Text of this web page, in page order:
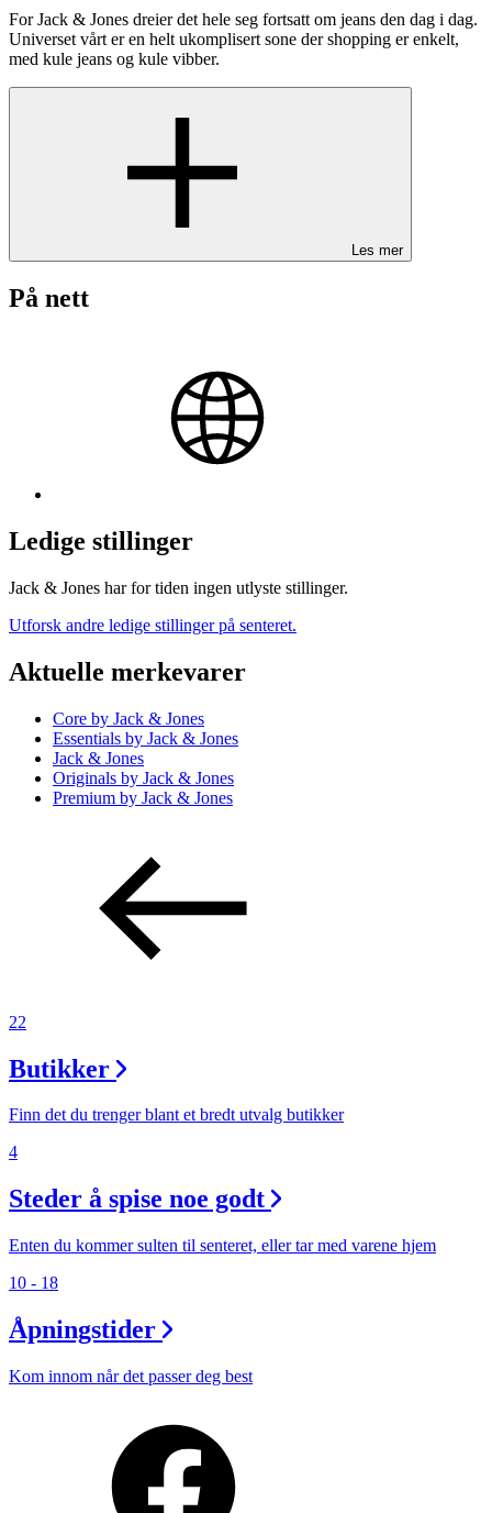
For Jack & Jones dreier det hele seg fortsatt om jeans den dag i dag.
Universet vårt er en helt ukomplisert sone der shopping er enkelt,
med kule jeans og kule vibber.
Les mer
På nett
Ledige stillinger
Jack & Jones har for tiden ingen utlyste stillinger.
Utforsk andre ledige stillinger på senteret.
Aktuelle merkevarer
Core by Jack & Jones
Essentials by Jack & Jones
Jack & Jones
Originals by Jack & Jones
Premium by Jack & Jones
22
Butikker
Finn det du trenger blant et bredt utvalg butikker
4
Steder å spise noe godt
Enten du kommer sulten til senteret, eller tar med varene hjem
10 - 18
Åpningstider
Kom innom når det passer deg best